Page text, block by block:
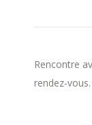
Rencontre
rendez-vous.